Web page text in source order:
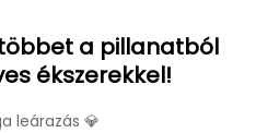
a pillanatból
ékszerekkel!
leárazás 💎